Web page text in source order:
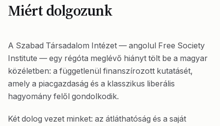
Miért dolgozunk
A Szabad Társadalom Intézet — angolul Free Society
Institute — egy régóta meglévő hiányt tölt be a magyar
közéletben: a függetlenül finanszírozott kutatásét,
amely a piacgazdaság és a klasszikus liberális
hagyomány felől gondolkodik.
Két dolog vezet minket: az átláthatóság és a saját